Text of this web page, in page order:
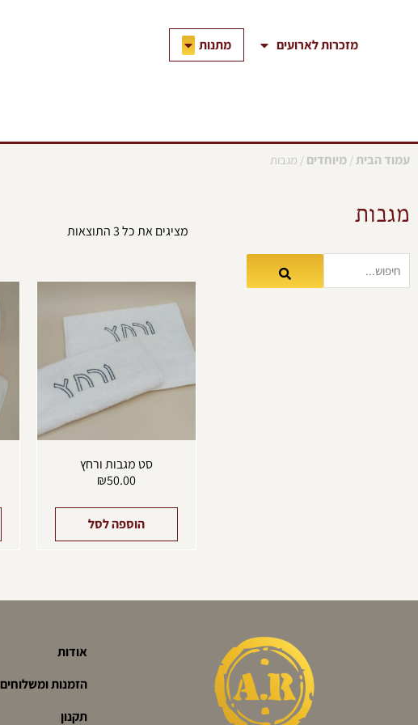
מזכרות לארועים
מתנות פתח מתנות
עמוד הבית/ מיוחדים / מגבות
מגבות
מציגים את כל ⁦3⁩ התוצאות
סט מגבות ורחץ
₪50.00
הוספה לסל
אודות
הזמנות ומשלוחים
תקנון